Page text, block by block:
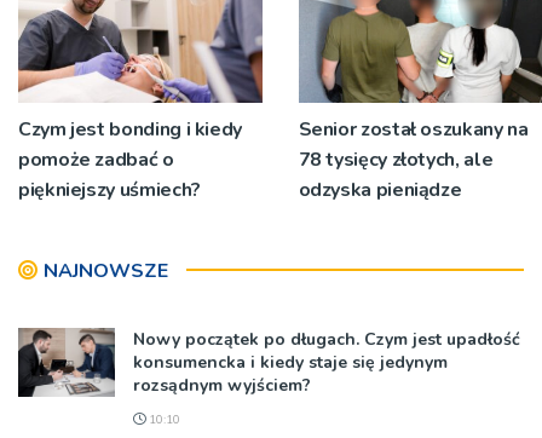
Czym jest bonding i kiedy
pomoże zadbać o
piękniejszy uśmiech?
Senior został oszukany na
78 tysięcy złotych, ale
odzyska pieniądze
NAJNOWSZE
Nowy początek po długach. Czym jest upadłość
konsumencka i kiedy staje się jedynym
rozsądnym wyjściem?
10:10